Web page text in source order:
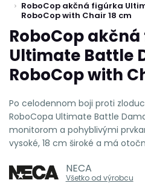
RoboCop akčná figúrka
RoboCop with Chair 18 cm
RoboCop
Ultimate Battle
RoboCop with
Po celodennom boji proti
RoboCopa Ultimate Battle
monitorom a pohyblivými
vysoké, 18 cm široké a má
NECA
Všetko od výrobcu